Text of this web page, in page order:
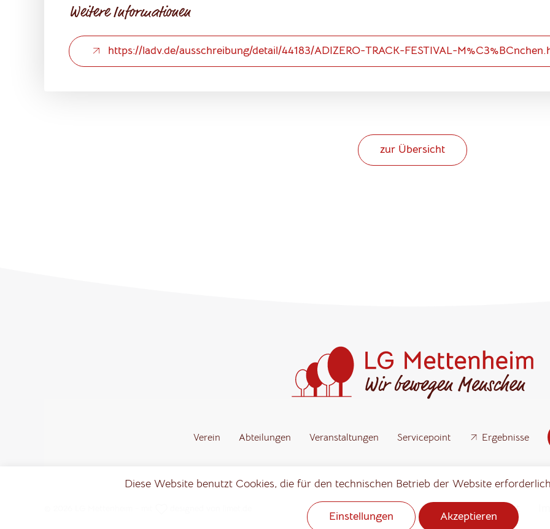
Weitere Informationen
https://ladv.de/ausschreibung/detail/44183/ADIZERO-TRACK-FESTIVAL-
zur Übersicht
Verein Abteilungen Veranstaltungen Servicepoint Ergebnisse
Kontakt
Diese Website benutzt Cookies, die für den technischen Betrieb der Website
Notwendig Statistik
Marketing
Einstellungen
Akzeptieren